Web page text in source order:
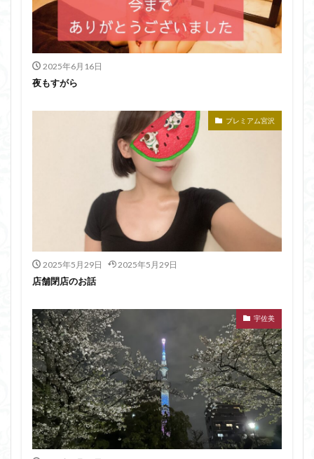
2025年6月16日
夜もすがら
プレミアム宮沢
2025年5月29日 2025年5月29日
店舗閉店のお話
宇佐美